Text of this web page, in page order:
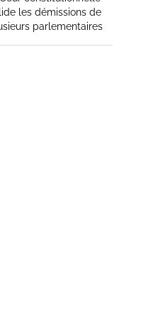
les démissions de
parlementaires